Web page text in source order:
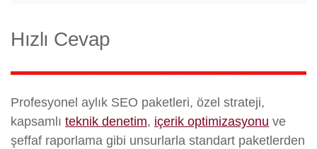
Hızlı Cevap
Profesyonel aylık SEO paketleri, özel strateji,
kapsamlı teknik denetim, içerik optimizasyonu ve
şeffaf raporlama gibi unsurlarla standart paketlerden